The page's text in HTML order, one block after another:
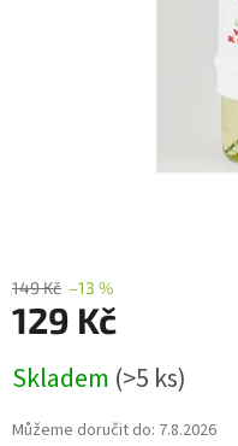
149 Kč –13 %
129 Kč
cena:
Skladem (>5 ks)
Můžeme doručit do: 7.8.2026